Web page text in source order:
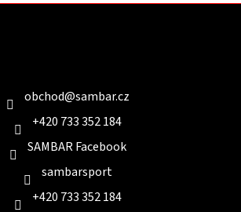
obchod@sambar.cz
+420 733 352 184
SAMBAR Facebook
sambarsport
+420 733 352 184